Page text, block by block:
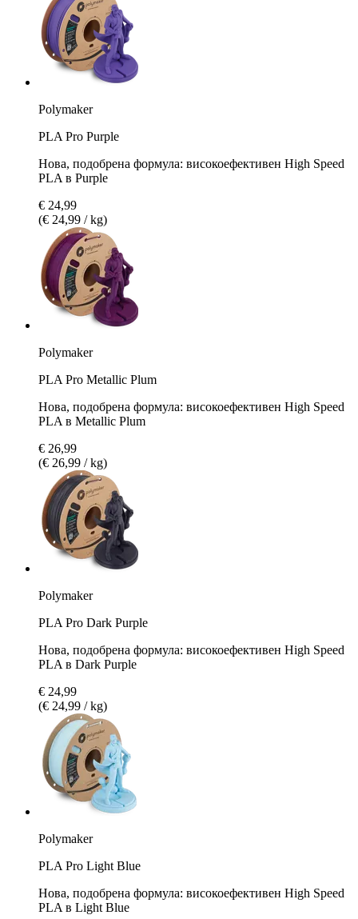
Polymaker
PLA Pro Purple
Нова, подобрена формула: високоефективен High Speed
PLA в Purple
€ 24,99
(€ 24,99 / kg)
Polymaker
PLA Pro Metallic Plum
Нова, подобрена формула: високоефективен High Speed
PLA в Metallic Plum
€ 26,99
(€ 26,99 / kg)
Polymaker
PLA Pro Dark Purple
Нова, подобрена формула: високоефективен High Speed
PLA в Dark Purple
€ 24,99
(€ 24,99 / kg)
Polymaker
PLA Pro Light Blue
Нова, подобрена формула: високоефективен High Speed
PLA в Light Blue